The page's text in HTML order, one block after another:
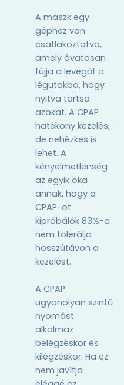
A maszk egy
géphez van
csatlakoztatva,
amely óvatosan
fújja a levegőt a
légutakba, hogy
nyitva tartsa
azokat. A CPAP
hatékony kezelés,
de nehézkes is
lehet. A
kényelmetlenség
az egyik oka
annak, hogy a
CPAP-ot
kipróbálók 83%-a
nem tolerálja
hosszútávon a
kezelést.
A CPAP
ugyanolyan szintű
nyomást
alkalmaz
belégzéskor és
kilégzéskor. Ha ez
nem javítja